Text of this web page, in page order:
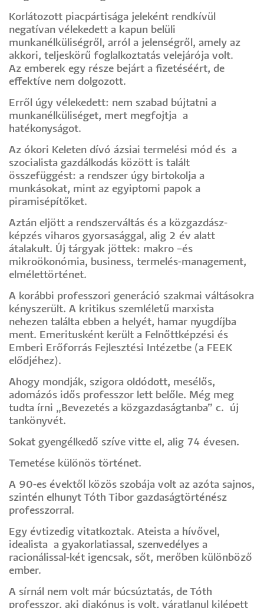
Korlátozott piacpártisága jeleként rendkívül
negatívan vélekedett a kapun belüli
munkanélküliségről, arról a jelenségről, amely az
akkori, teljeskörű foglalkoztatás velejárója volt.
Az emberek egy része bejárt a fizetéséért, de
effektíve nem dolgozott.
Erről úgy vélekedett: nem szabad bújtatni a
munkanélküliséget, mert megfojtja a
hatékonyságot.
Az ókori Keleten dívó ázsiai termelési mód és a
szocialista gazdálkodás között is talált
összefüggést: a rendszer úgy birtokolja a
munkásokat, mint az egyiptomi papok a
piramisépítőket.
Aztán eljött a rendszerváltás és a közgazdász-
képzés viharos gyorsasággal, alig 2 év alatt
átalakult. Új tárgyak jöttek: makro –és
mikroökonómia, business, termelés-management,
elmélettörténet.
A korábbi professzori generáció szakmai váltásokra
kényszerült. A kritikus szemléletű marxista
nehezen találta ebben a helyét, hamar nyugdíjba
ment. Emeritusként került a Felnőttképzési és
Emberi Erőforrás Fejlesztési Intézetbe (a FEEK
elődjéhez).
Ahogy mondják, szigora oldódott, mesélős,
adomázós idős professzor lett belőle. Még meg
tudta írni „Bevezetés a közgazdaságtanba” c. új
tankönyvét.
Sokat gyengélkedő szíve vitte el, alig 74 évesen.
Temetése különös történet.
A 90-es évektől közös szobája volt az azóta sajnos,
szintén elhunyt Tóth Tibor gazdaságtörténész
professzorral.
Egy évtizedig vitatkoztak. Ateista a hívővel,
idealista a gyakorlatiassal, szenvedélyes a
racionálissal-két igencsak, sőt, merőben különböző
ember.
A sírnál nem volt már búcsúztatás, de Tóth
professzor, aki diakónus is volt, váratlanul kilépett